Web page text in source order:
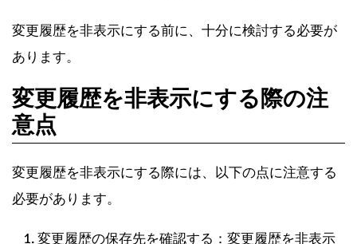
変更履歴を非表示にする前に、十分に検討する必要が
あります。
変更履歴を非表示にする際の注
意点
変更履歴を非表示にする際には、以下の点に注意する
必要があります。
変更履歴の保存先を確認する：変更履歴を非表示